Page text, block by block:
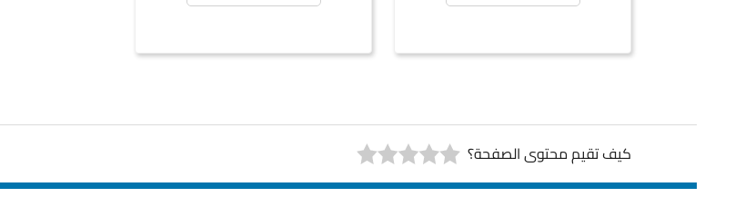
كيف تقيم محتوى الصفحة؟